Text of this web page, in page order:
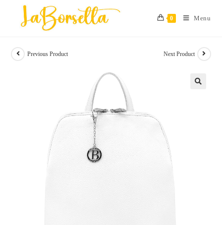
0 Menu
Previous Product Next Product